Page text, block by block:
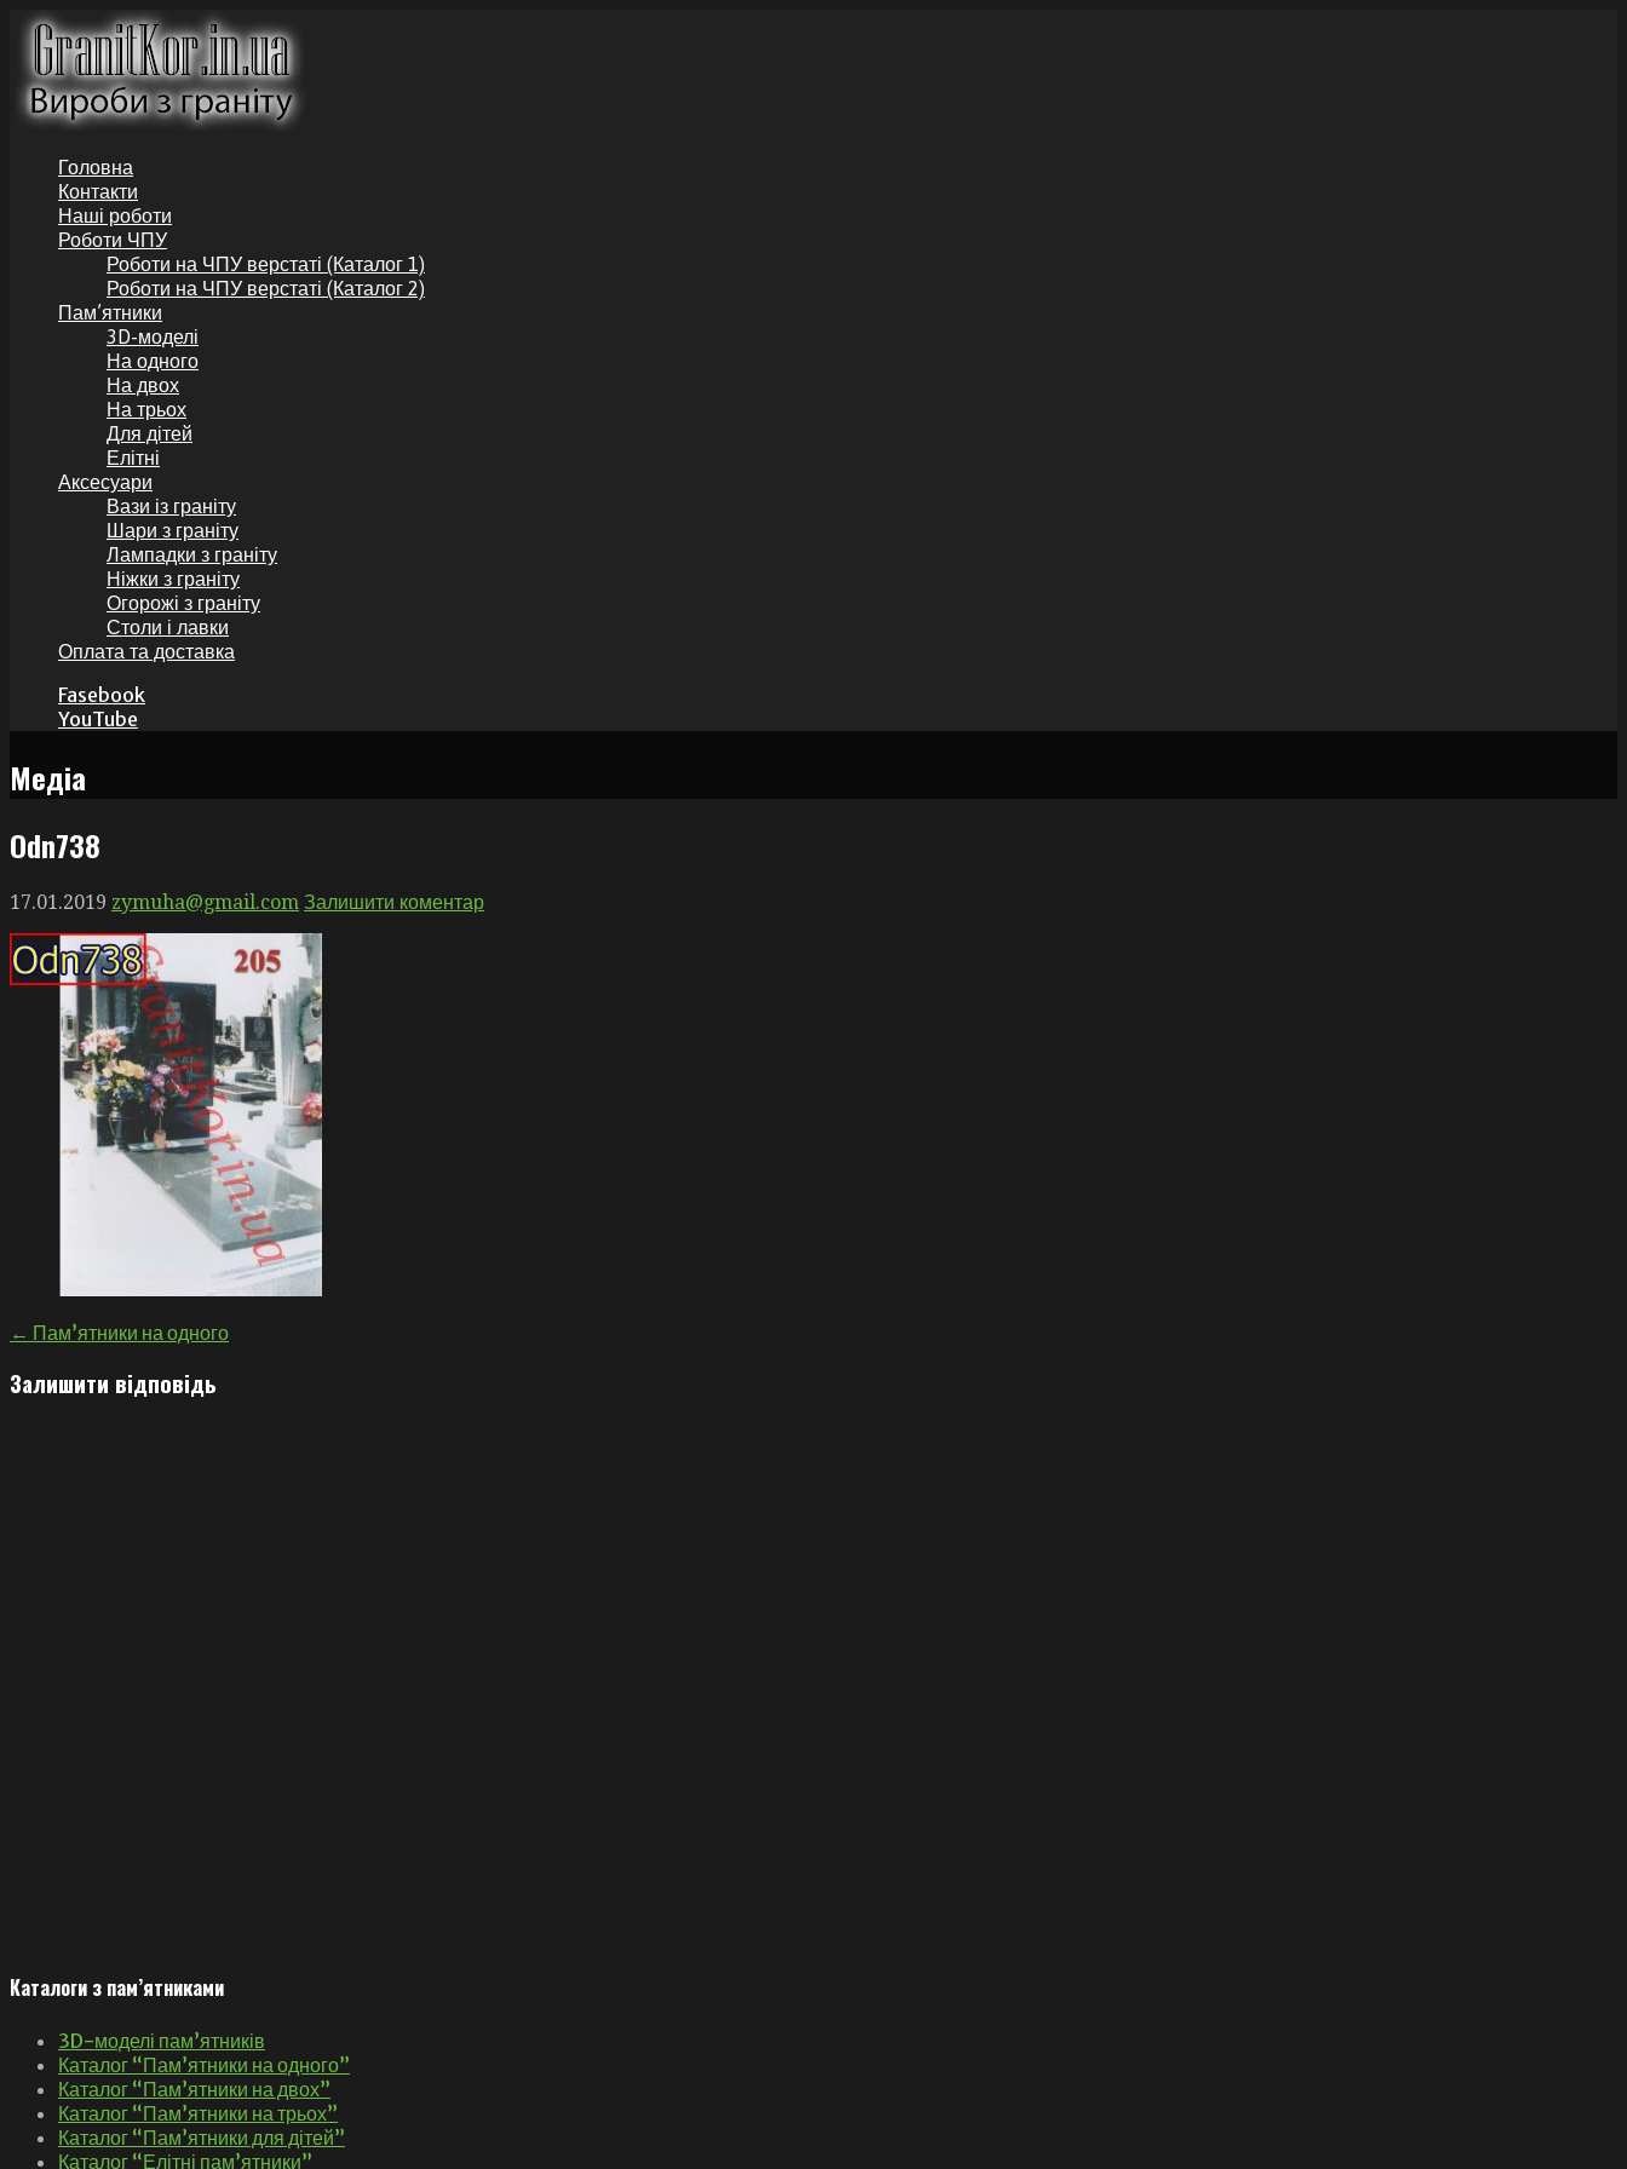
Перейти
вмісту
Головна
Контакти
Наші роботи
Роботи ЧПУ
Роботи на ЧПУ верстаті (Каталог 1)
Роботи на ЧПУ верстаті (Каталог 2)
Пам’ятники
3D-моделі
На одного
На двох
На трьох
Для дітей
Елітні
Аксесуари
Вази із граніту
Шари з граніту
Лампадки з граніту
Ніжки з граніту
Огорожі з граніту
Столи і лавки
Оплата та доставка
Fasebook
YouTube
Медіа
Оdn738
17.01.2019 zymuha@gmail.com Залишити коментар
Навігація
записів
← Пам’ятники на одного
Залишити відповідь
Каталоги з пам’ятниками
3D-моделі пам’ятників
Каталог “Пам’ятники на одного”
Каталог “Пам’ятники на двох”
Каталог “Пам’ятники на трьох”
Каталог “Пам’ятники для дітей”
Каталог “Елітні пам’ятники”